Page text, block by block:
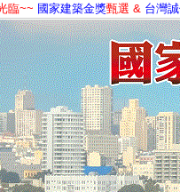
臨~~ 國家建築金獎甄選 & 台灣